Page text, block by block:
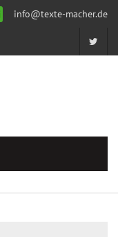
info@texte-macher.de